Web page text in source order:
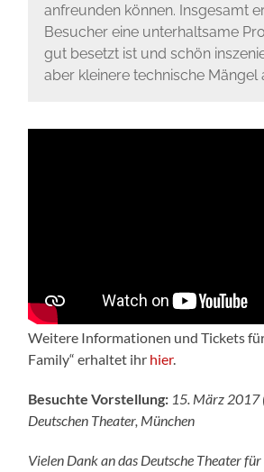
anfreunden können. Insgesamt
Besucher eine unterhaltsame
gut besetzt ist und schön
aber kleinere technische Mängel
Weitere Informationen und Tickets
Family“ erhaltet ihr hier.
Besuchte Vorstellung: 15. März 2017
Deutschen Theater, München
Vielen Dank an das Deutsche Theater